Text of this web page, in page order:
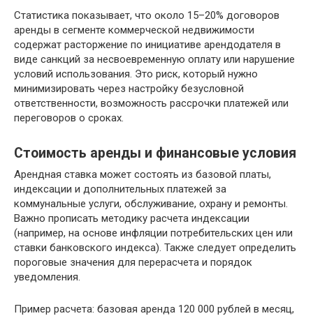
Статистика показывает, что около 15–20% договоров
аренды в сегменте коммерческой недвижимости
содержат расторжение по инициативе арендодателя в
виде санкций за несвоевременную оплату или нарушение
условий использования. Это риск, который нужно
минимизировать через настройку безусловной
ответственности, возможность рассрочки платежей или
переговоров о сроках.
Стоимость аренды и финансовые условия
Арендная ставка может состоять из базовой платы,
индексации и дополнительных платежей за
коммунальные услуги, обслуживание, охрану и ремонты.
Важно прописать методику расчета индексации
(например, на основе инфляции потребительских цен или
ставки банковского индекса). Также следует определить
пороговые значения для перерасчета и порядок
уведомления.
Пример расчета: базовая аренда 120 000 рублей в месяц,